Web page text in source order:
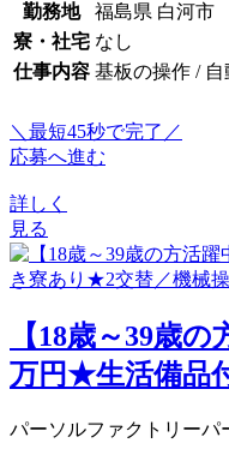
勤務地
福島県 白河市
寮・社宅 なし
仕事内容 基板の操作 / 自
＼最短45秒で完了／
応募へ進む
詳しく
見る
【18歳～39歳
万円★生活備品
パーソルファクトリーパ